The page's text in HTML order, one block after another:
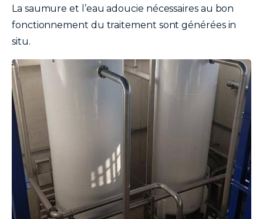
La saumure et l’eau adoucie nécessaires au bon
fonctionnement du traitement sont générées in
situ.
image